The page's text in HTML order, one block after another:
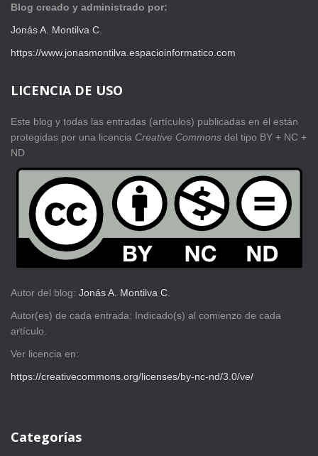
Blog creado y administrado por:
Jonás A. Montilva C.
https://www.jonasmontilva.espacioinformatico.com
LICENCIA DE USO
Este blog y todas las entradas (artículos) publicadas en él están
protegidas por una licencia Creative Commons del tipo BY + NC +
ND
Autor del blog: Jonás A. Montilva C
Autor(es) de cada entrada: Indicado(s) al comienzo de cada
artículo.
Ver licencia en:
https://creativecommons.org/licenses/by-nc-nd/3.0/ve/
Categorías